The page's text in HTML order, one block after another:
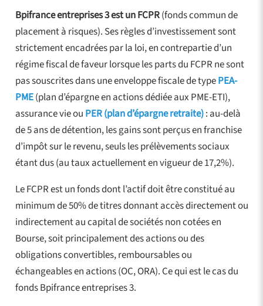
Bpifrance entreprises 3 est un FCPR(fonds commun de
placement à risques). Ses règles d’investissement sont
strictement encadrées par la loi, en contrepartie d’un
régime fiscal de faveur lorsque les parts du FCPR ne sont
pas souscrites dans une enveloppe fiscale de typePEA-
PME(plan d’épargne en actions dédiée aux PME-ETI),
assurance vie ou PER (plan d’épargne retraite): au-delà
de 5 ans de détention, les gains sont perçus en franchise
d’impôt sur le revenu, seuls les prélèvements sociaux
étant dus (au taux actuellement en vigueur de 17,2%).
Le FCPR est un fonds dont l’actif doit être constitué au
minimum de 50% de titres donnant accès directement ou
indirectement au capital de sociétés non cotées en
Bourse, soit principalement des actions ou des
obligations convertibles, remboursables ou
échangeables en actions (OC, ORA). Ce qui est le cas du
fonds Bpifrance entreprises 3.